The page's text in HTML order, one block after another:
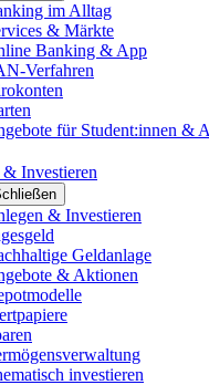
im Alltag
& Märkte
Banking & App
Verfahren
für Student:innen &
Investieren
& Investieren
Geldanlage
& Aktionen
investieren